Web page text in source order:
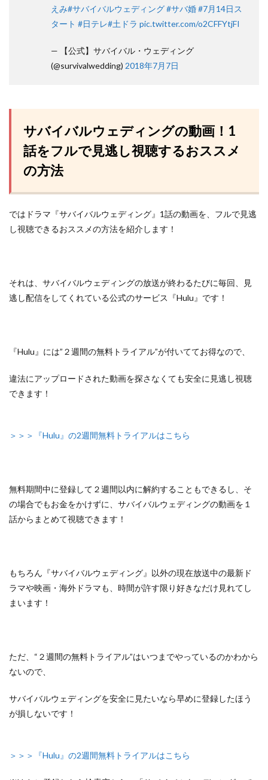
えみ#サバイバルウェディング#サバ婚#7月14日ス
タート #日テレ#土ドラ pic.twitter.com/o2CFFYtjFI
— 【公式】サバイバル・ウェディング
(@survivalwedding) 2018年7月7日
サバイバルウェディングの動画！1
話をフルで見逃し視聴するおススメ
の方法
ではドラマ『サバイバルウェディング』1話の動画を、フルで見逃
し視聴できるおススメの方法を紹介します！
それは、サバイバルウェディングの放送が終わるたびに毎回、見
逃し配信をしてくれている公式のサービス『Hulu』 です！
『Hulu』には”２週間の無料トライアル”が付いててお得なので、
違法にアップロードされた動画を探さなくても安全に見逃し視聴
できます！
＞＞＞『Hulu』の2週間無料トライアルはこちら
無料期間中に登録して２週間以内に解約することもできるし、 そ
の場合でもお金をかけずに、サバイバルウェディングの動画を１
話からまとめて視聴できます！
もちろん『サバイバルウェディング』以外の現在放送中の最新ド
ラマや映画・海外ドラマも、 時間が許す限り好きなだけ見れてし
まいます！
ただ、 “２週間の無料トライアル”はいつまでやっているのかわから
ないので、
サバイバルウェディングを安全に見たいなら早めに登録したほう
が損しないです！
＞＞＞『Hulu』の2週間無料トライアルはこちら